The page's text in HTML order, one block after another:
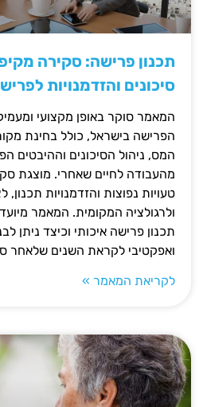
תכנון פרישה: סקירה
סיכונים והזדמנויות
המאמר סוקר באופן מקצועי
הפרישה בישראל, כולל בחינת
המס, ניהול הסיכונים וההיבטים
מהעבודה לחיים שאחרי. מוצגת
טעויות נפוצות והזדמנויות
ולרגולציה המקומית. המאמר מיועד
תכנון פרישה איכותי וכיצד ניתן
ואפקטיבי לקראת השנים שלאחר
לקריאת המאמר »